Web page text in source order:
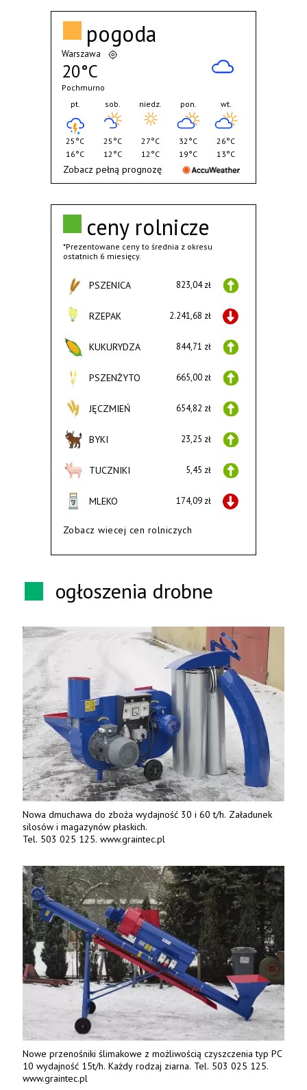
ceny rolnicze
*Prezentowane ceny to średnia z okresu
ostatnich 6 miesięcy.
PSZENICA 823,04 zł
RZEPAK 2.241,68 zł
KUKURYDZA 844,71 zł
PSZENŻYTO 665,00 zł
JĘCZMIEŃ 654,82 zł
BYKI 23,25 zł
TUCZNIKI 5,45 zł
MLEKO 174,09 zł
Zobacz wiecej cen rolniczych
pogoda
Warszawa
20°C
Pochmurno
pt.
25°C
16°C
sob.
25°C
12°C
niedz.
27°C
12°C
pon.
32°C
19°C
wt.
26°C
13°C
Zobacz pełną prognozę
ogłoszenia drobne
Nowa dmuchawa do zboża wydajność 30 i 60 t/h. Załadunek
silosów i magazynów płaskich.
Tel. 503 025 125. www.graintec.pl
Nowe przenośniki ślimakowe z możliwością czyszczenia typ PC
10 wydajność 15t/h. Każdy rodzaj ziarna. Tel. 503 025 125.
www.graintec.pl